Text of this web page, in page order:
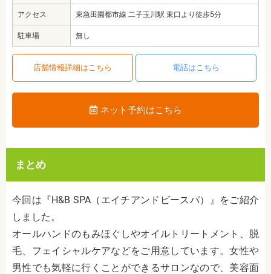
アクセス 東急田園都市線 二子玉川駅 東口より徒歩5分
駐車場 無し
店舗情報詳細はこちら 電話はこちら
ネット予約はこちら
まとめ
今回は『H&B SPA（エイチアンドビースパ）』をご紹介
しました。
オールハンドのもみほぐしやオイルトリートメント、脱
毛、フェイシャルケアなどをご用意しています。女性や
男性でも気軽に行くことができるサロンなので、美容面